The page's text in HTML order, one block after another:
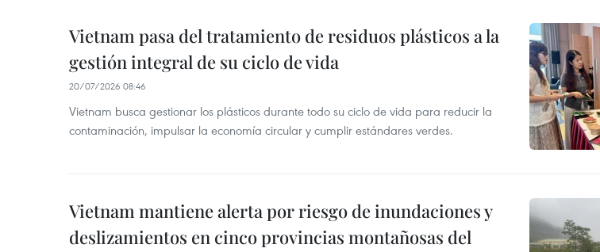
Vietnam pasa del tratamiento de residuos plásticos a la
gestión integral de su ciclo de vida
20/07/2026 08:46
Vietnam busca gestionar los plásticos durante todo su ciclo de vida para reducir la
contaminación, impulsar la economía circular y cumplir estándares verdes.
Vietnam mantiene alerta por riesgo de inundaciones y
deslizamientos en cinco provincias montañosas del